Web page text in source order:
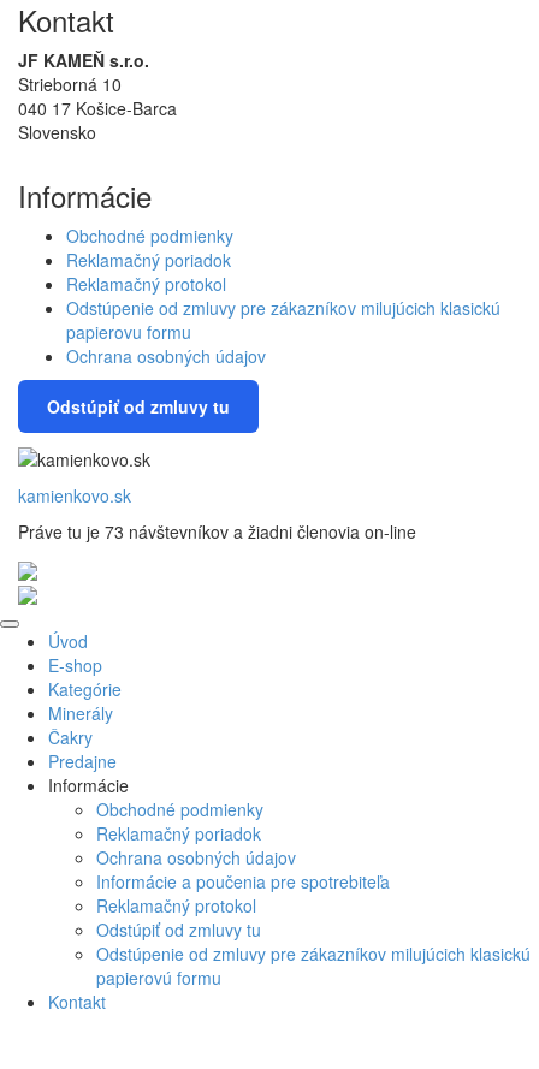
Kontakt
JF KAMEŇ s.r.o.
Strieborná 10
040 17 Košice-Barca
Slovensko
Informácie
Obchodné podmienky
Reklamačný poriadok
Reklamačný protokol
Odstúpenie od zmluvy pre zákazníkov milujúcich klasickú
papierovu formu
Ochrana osobných údajov
Odstúpiť od zmluvy tu
kamienkovo.sk
Práve tu je 73 návštevníkov a žiadni členovia on-line
Na
začiatok
Úvod
E-shop
Kategórie
Minerály
Čakry
Predajne
Informácie
Obchodné podmienky
Reklamačný poriadok
Ochrana osobných údajov
Informácie a poučenia pre spotrebiteľa
Reklamačný protokol
Odstúpiť od zmluvy tu
Odstúpenie od zmluvy pre zákazníkov milujúcich klasickú
papierovú formu
Kontakt